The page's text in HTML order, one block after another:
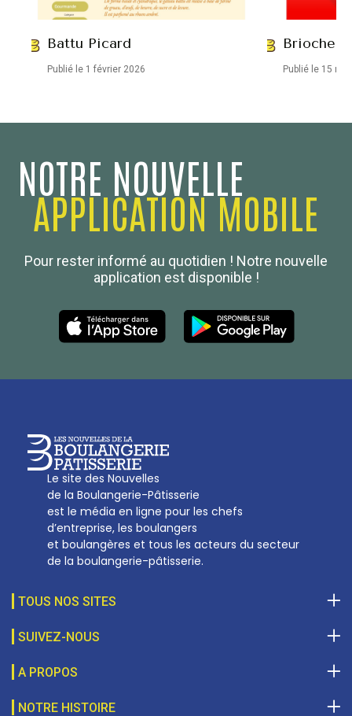
Battu Picard
Publié le 1 février 2026
Brioche
Publié le 15
NOTRE NOUVELLE
APPLICATION MOBILE
Pour rester informé au quotidien ! Notre nouvelle
application est disponible !
Le site des Nouvelles
de la Boulangerie-Pâtisserie
est le média en ligne pour les chefs
d’entreprise, les boulangers
et boulangères et tous les acteurs du secteur
de la boulangerie-pâtisserie.
TOUS NOS SITES
Boulanger de France
SUIVEZ-NOUS
A PROPOS
Les Nouvelles de la Boulangerie-Pâtisserie Française
27, av d’Eylau - 75782 Paris Cédex 16
01 53 70 16 25
NOTRE HISTOIRE